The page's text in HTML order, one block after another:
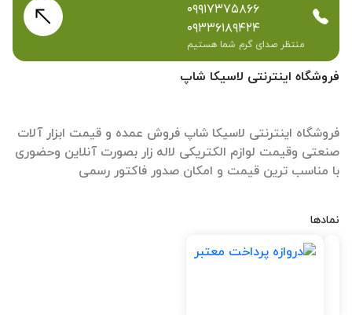
فروشگاه اینترنتی لاسیکا شاپ
فروشگاه اینترنتی لاسیکا شاپ فروش عمده و قیمت ابزار آلات
صنعتی وقیمت لوازم الکتریکی لاله زار بصورت آنلاین وحضوری
با مناسب ترین قیمت و امکان صدور فاکتور رسمی
نمادها
۰۹۹۱۷۳۷۵۸۶۶
۰۹۳۳۶۱۸۹۴۲۴
منتظر صدای گرم شما هستیم